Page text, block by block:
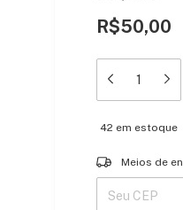
R$50,00
42 em estoque
Entregas para o
Meios de